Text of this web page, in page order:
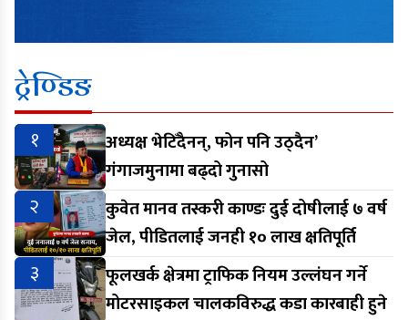
ट्रेण्डिङ
१
अध्यक्ष भेटिँदैनन्, फोन पनि उठ्दैन’
गंगाजमुनामा बढ्दो गुनासो
२
कुवेत मानव तस्करी काण्डः दुई दोषीलाई ७ वर्ष
जेल, पीडितलाई जनही १० लाख क्षतिपूर्ति
३
फूलखर्क क्षेत्रमा ट्राफिक नियम उल्लंघन गर्ने
मोटरसाइकल चालकविरुद्ध कडा कारबाही हुने